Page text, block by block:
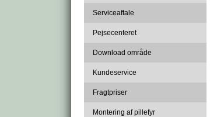
Serviceaftale
Pejsecenteret
Download område
Kundeservice
Fragtpriser
Montering af pillefyr